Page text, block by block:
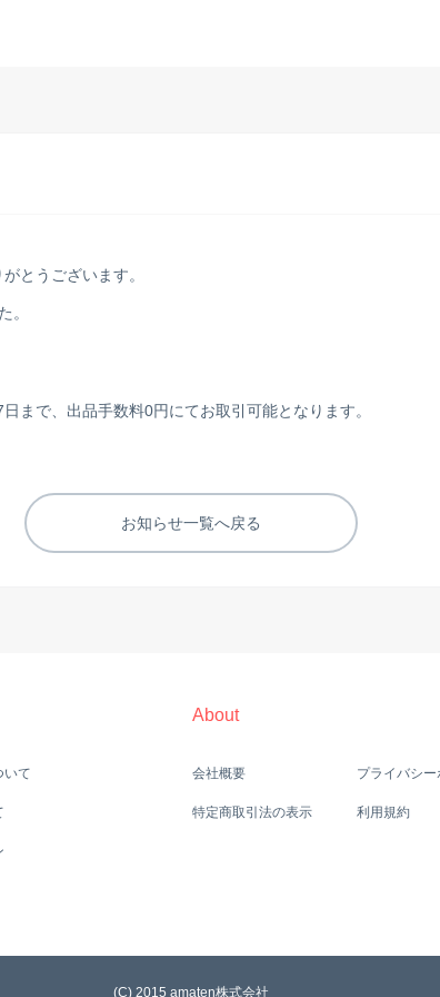
とうございます。
。
まで、出品手数料0円にてお取引可能となります。
お知らせ一覧へ戻る
いて
About
会社概要
特定商取引法の表示
プライバシ
利用規約
(C) 2015 amaten株式会社